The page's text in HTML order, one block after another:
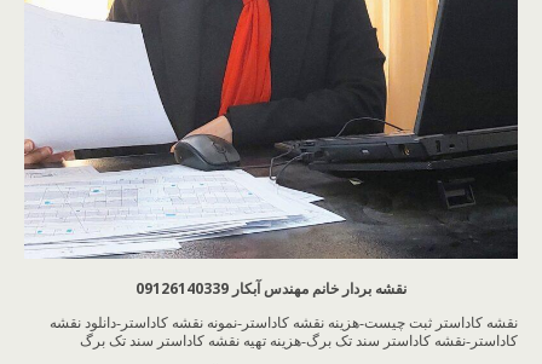
نقشه بردار خانم مهندس آبکار 09126140339
نقشه کاداستر ثبت چیست-هزینه نقشه کاداستر-نمونه نقشه کاداستر-دانلود نقشه
کاداستر-نقشه کاداستر سند تک برگ-هزینه تهیه نقشه کاداستر سند تک برگ